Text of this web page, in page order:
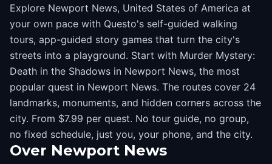
Explore Newport News, United States of America at
your own pace with Questo's self-guided walking
tours, app-guided story games that turn the city's
streets into a playground. Start with Murder Mystery:
Death in the Shadows in Newport News, the most
popular quest in Newport News. The routes cover 24
landmarks, monuments, and hidden corners across the
city. From $7.99 per quest. No tour guide, no group,
no fixed schedule, just you, your phone, and the city.
Over Newport News